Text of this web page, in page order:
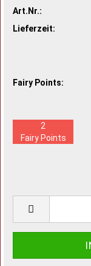
Art.Nr.:
Lieferzeit:
Fairy Points:
2
Fairy Points